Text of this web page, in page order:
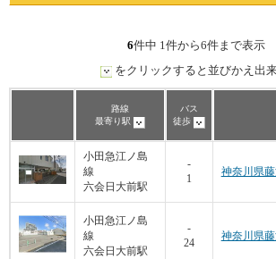
6件中 1件から6件まで表示
をクリックすると並びかえ出
路線
最寄り駅
バス
徒歩
小田急江ノ島
線
六会日大前駅
-
1
神奈川県
小田急江ノ島
線
六会日大前駅
-
24
神奈川県